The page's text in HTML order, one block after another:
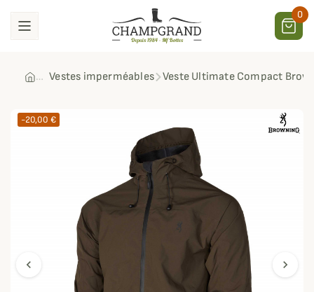
0
Vestes imperméables Veste Ultimate Compact
chevron_left chevron_right
-20,00 €